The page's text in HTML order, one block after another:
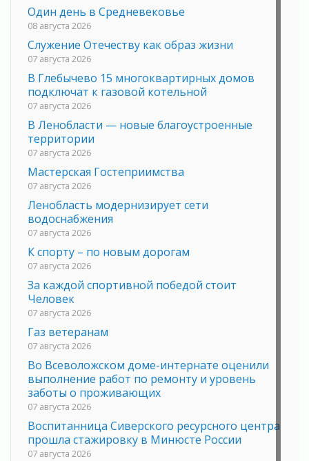
Один день в Средневековье
08 августа 2026
Служение Отечеству как образ жизни
07 августа 2026
В Глебычево 15 многоквартирных домов
подключат к газовой котельной
07 августа 2026
В Ленобласти — новые благоустроенные
территории
07 августа 2026
Мастерская Гостеприимства
07 августа 2026
Ленобласть модернизирует сети
водоснабжения
07 августа 2026
К спорту – по новым дорогам
07 августа 2026
За каждой спортивной победой стоит
Человек
07 августа 2026
Газ ветеранам
07 августа 2026
Во Всеволожском доме-интернате оценили
выполнение работ по ремонту и уровень
заботы о проживающих
07 августа 2026
Воспитанница Сиверского ресурсного центра
прошла стажировку в Минюсте России
07 августа 2026